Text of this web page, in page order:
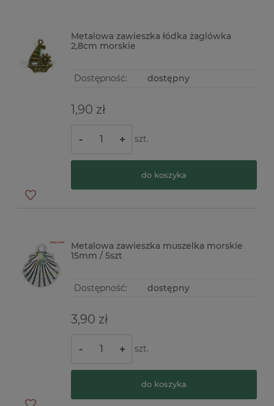
Metalowa zawieszka łódka żaglówka
2,8cm morskie
Dostępność: dostępny
1,90 zł
- + szt.
do koszyka
Metalowa zawieszka muszelka morskie
15mm / 5szt
Dostępność: dostępny
3,90 zł
- + szt.
do koszyka